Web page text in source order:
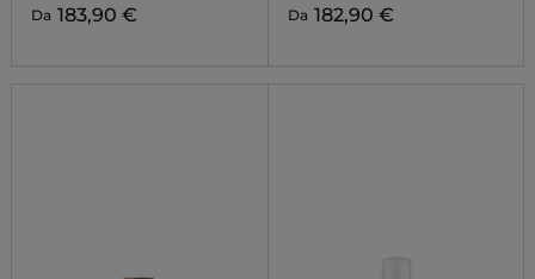
Da 183,90 € Da 182,90 €